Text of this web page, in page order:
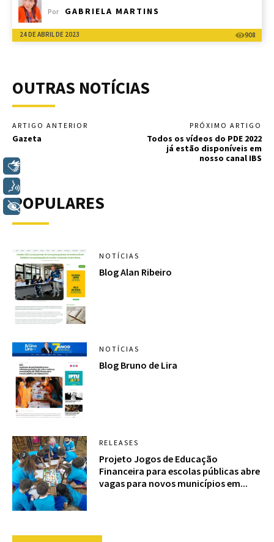
Por GABRIELA MARTINS
24 DE ABRIL DE 2023 908
OUTRAS NOTÍCIAS
ARTIGO ANTERIOR
Gazeta
PRÓXIMO ARTIGO
Todos os vídeos do PDE 2022
já estão disponíveis em
nosso canal IBS
POPULARES
NOTÍCIAS
Blog Alan Ribeiro
NOTÍCIAS
Blog Bruno de Lira
RELEASES
Projeto Jogos de Educação
Financeira para escolas públicas abre
vagas para novos municípios em...
+ Acessibilidade